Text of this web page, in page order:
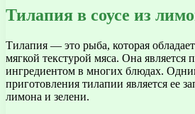
Тилапия в соусе из
Тилапия — это рыба, которая
мягкой текстурой мяса. Она является
ингредиентом в многих блюдах.
приготовления тилапии является ее
лимона и зелени.